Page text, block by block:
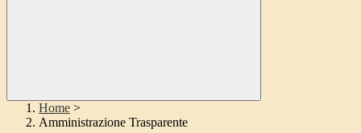
Home >
Amministrazione Trasparente